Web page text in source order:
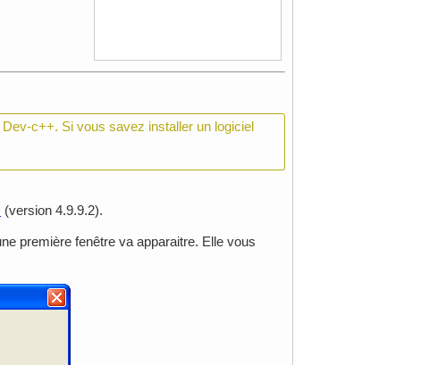
c++. Si vous savez installer un logiciel
(version 4.9.9.2).
première fenêtre va apparaitre. Elle vous